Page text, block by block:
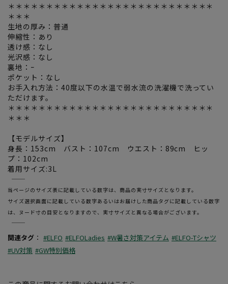
＊＊＊＊＊＊＊＊＊＊＊＊＊＊＊＊＊＊＊＊＊＊＊＊＊＊＊
＊＊＊
生地の厚み：普通
伸縮性：あり
透け感：なし
光沢感：なし
裏地：ｰ
ポケット：なし
お手入れ方法：40度以下の水温で弱水流の洗濯機で洗ってい
ただけます。
＊＊＊＊＊＊＊＊＊＊＊＊＊＊＊＊＊＊＊＊＊＊＊＊＊＊＊
＊＊＊
【モデルサイズ】
身長：153cm バスト：107cm ウエスト：89cm ヒッ
プ：102cm
着用サイズ:3L
―――――――――――――――――――――――
当ページのサイズ表に記載している数字は、商品の実寸サイズとなります。
サイズ選択画面に記載している数字あるいはお届けした商品タグに記載している数字
は、ヌード寸の目安となりますので、実寸サイズと異なる場合がございます。
―――――――――――――――――――――――
関連タグ ： #ELFO #ELFOLadies #W暑さ対策アイテム #ELFO-Tシャツ
#UV対策 #GW特別価格